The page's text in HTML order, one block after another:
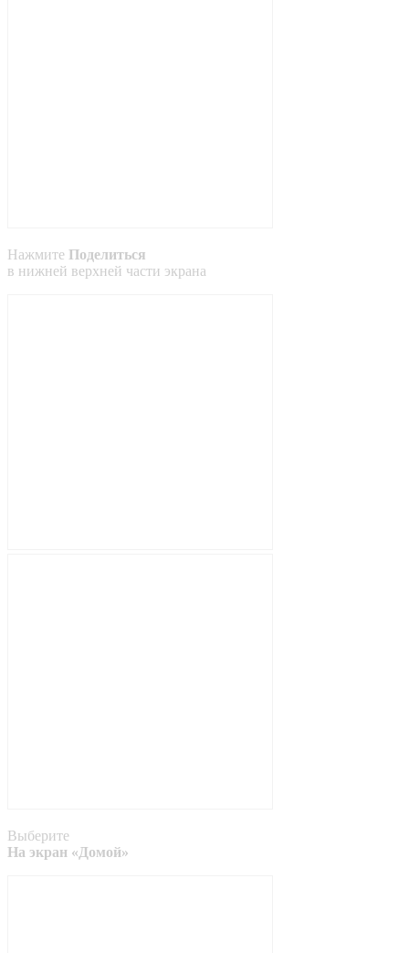
Нажмите Поделиться
в нижней верхней части экрана
Выберите
На экран «Домой»